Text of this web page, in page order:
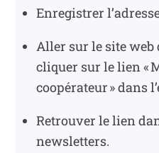
Enregistrer
Aller sur le site web
cliquer sur le lien «
coopérateur » dans
Retrouver le lien
newsletters.